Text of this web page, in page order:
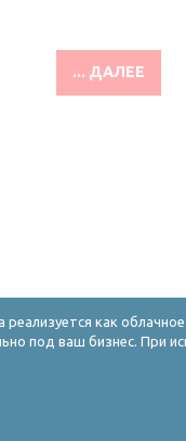
... ДАЛЕЕ
реализуется как
под ваш бизнес. При